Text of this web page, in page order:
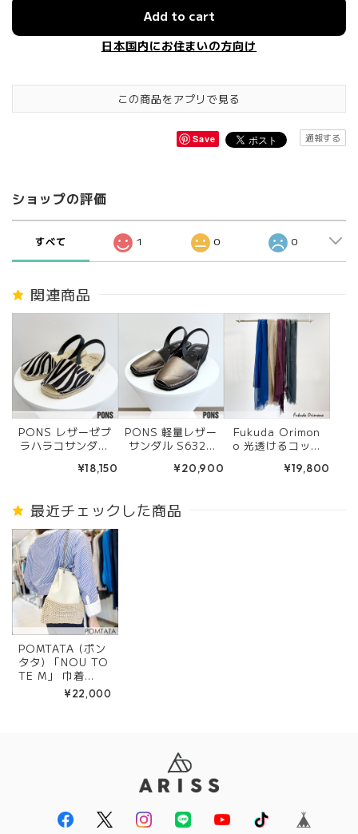
Add to cart
日本国内にお住まいの方向け
この商品をアプリで見る
Save 通報する
ショップの評価
すべて 1 0 0
関連商品
PONS レザーゼブ
ラハラコサンダル
¥18,150
PONS 軽量レザー
サンダル S6323
¥20,900
Fukuda Orimon
o 光透けるコット
¥19,800
最近チェックした商品
POMTATA (ポン
タタ) 「NOU TO
TE M」 巾着
チェーンバッグ 1
¥22,000